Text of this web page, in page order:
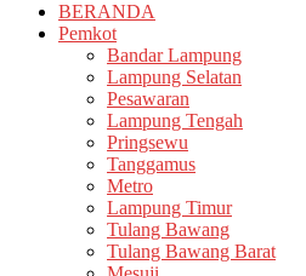
BERANDA
Pemkot
Bandar Lampung
Lampung Selatan
Pesawaran
Lampung Tengah
Pringsewu
Tanggamus
Metro
Lampung Timur
Tulang Bawang
Tulang Bawang Barat